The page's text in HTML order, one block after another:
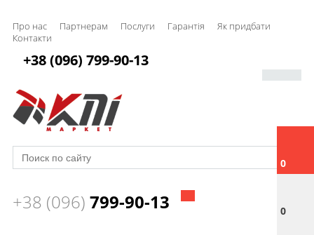
Про нас Партнерам Послуги Гарантія
Як придбати
Контакти
0
0
+38 (096) 799-90-13
+38 (096) 799-90-13